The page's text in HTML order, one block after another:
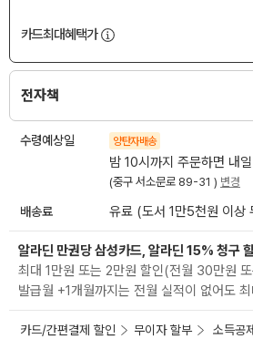
카드최대혜택가
전자책
수령예상일 양탄자배송
밤 10시까지 주문하면 내
(중구 서소문로 89-31 ) 변경
배송료 유료 (도서 1만5천원 이상
알라딘 만권당 삼성카드, 알라딘 15% 청구
최대 1만원 또는 2만원 할인(전월 30만원
발급월 +1개월까지는 전월 실적이 없어도
카드/간편결제 할인 무이자 할부 소득공